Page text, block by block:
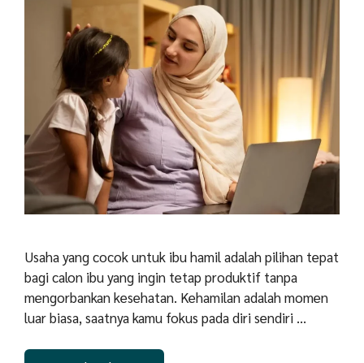
Usaha yang cocok untuk ibu hamil adalah pilihan tepat
bagi calon ibu yang ingin tetap produktif tanpa
mengorbankan kesehatan. Kehamilan adalah momen
luar biasa, saatnya kamu fokus pada diri sendiri …